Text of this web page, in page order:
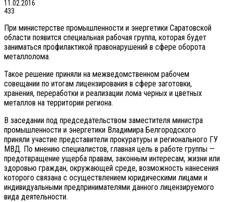
11.02.2016
433
При министерстве промышленности и энергетики Саратовской
области появится специальная рабочая группа, которая будет
заниматься профилактикой правонарушений в сфере оборота
металлолома.
Такое решение приняли на межведомственном рабочем
совещании по итогам лицензирования в сфере заготовки,
хранения, переработки и реализации лома черных и цветных
металлов на территории региона.
В заседании под председательством заместителя министра
промышленности и энергетики Владимира Белгородского
приняли участие представители прокуратуры и регионального ГУ
МВД. По мнению специалистов, главная цель в работе группы —
предотвращение ущерба правам, законным интересам, жизни или
здоровью граждан, окружающей среде, возможность нанесения
которого связана с осуществлением юридическими лицами и
индивидуальными предпринимателями данного лицензируемого
вида деятельности.